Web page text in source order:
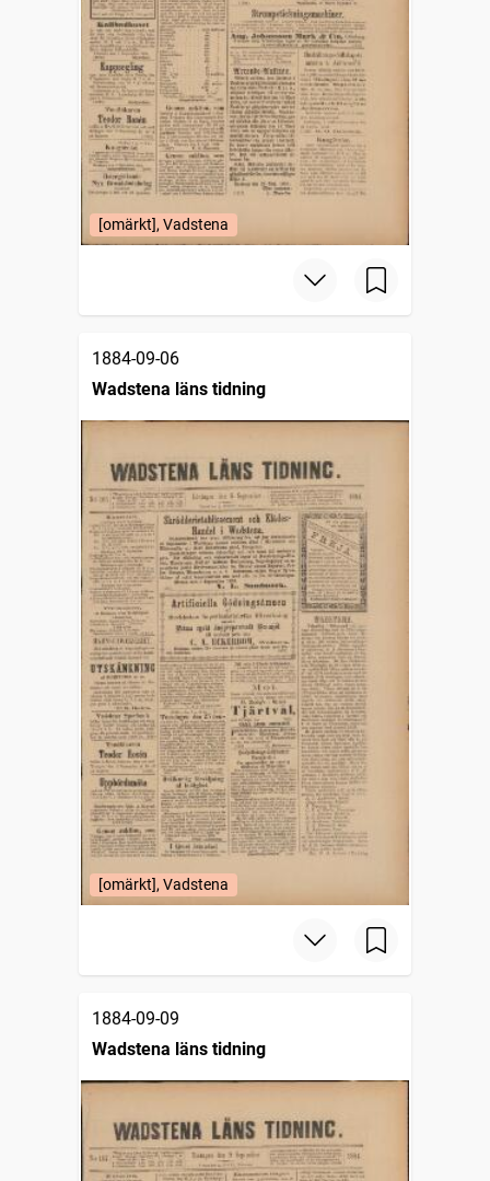
[omärkt], Vadstena
1884-09-06
Wadstena läns tidning
[omärkt], Vadstena
1884-09-09
Wadstena läns tidning